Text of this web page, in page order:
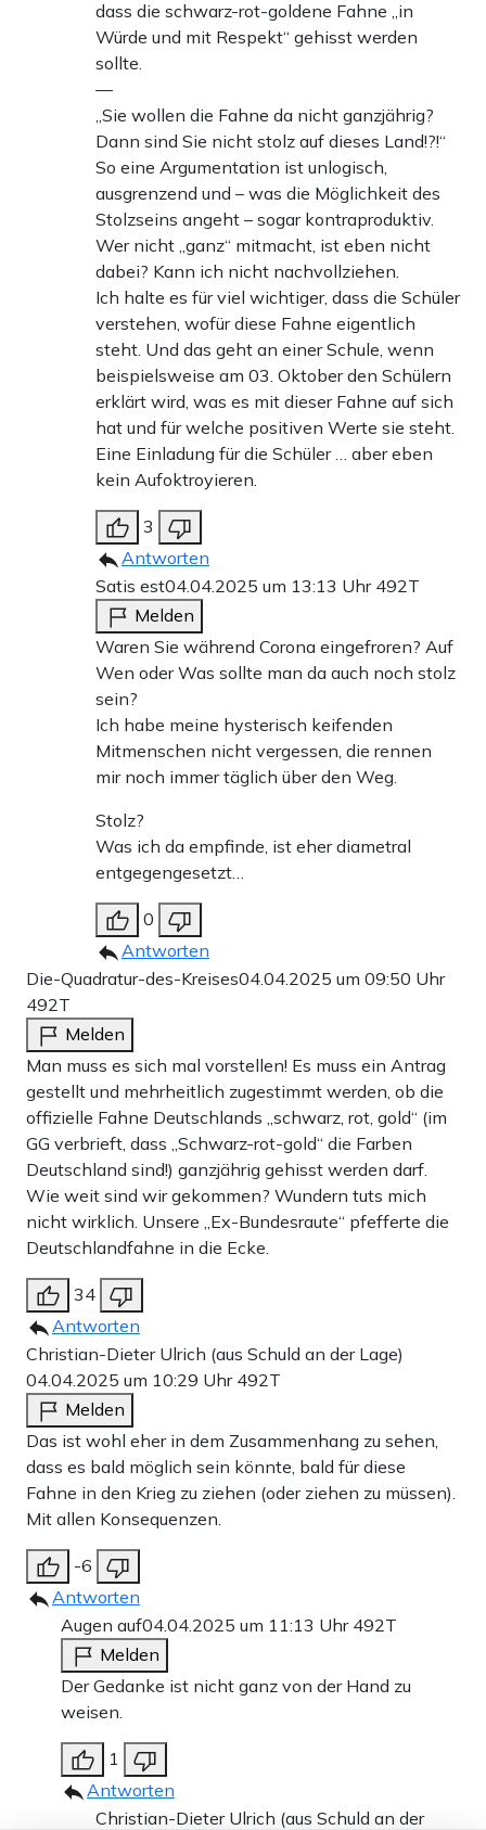
dass die schwarz-rot-goldene Fahne „in
Würde und mit Respekt“ gehisst werden
sollte.
—
„Sie wollen die Fahne da nicht ganzjährig?
Dann sind Sie nicht stolz auf dieses Land!?!“
So eine Argumentation ist unlogisch,
ausgrenzend und – was die Möglichkeit des
Stolzseins angeht – sogar kontraproduktiv.
Wer nicht „ganz“ mitmacht, ist eben nicht
dabei? Kann ich nicht nachvollziehen.
Ich halte es für viel wichtiger, dass die Schüler
verstehen, wofür diese Fahne eigentlich
steht. Und das geht an einer Schule, wenn
beispielsweise am 03. Oktober den Schülern
erklärt wird, was es mit dieser Fahne auf sich
hat und für welche positiven Werte sie steht.
Eine Einladung für die Schüler … aber eben
kein Aufoktroyieren.
3
Antworten
Satis est04.04.2025 um 13:13 Uhr 492T
Melden
Waren Sie während Corona eingefroren? Auf
Wen oder Was sollte man da auch noch stolz
sein?
Ich habe meine hysterisch keifenden
Mitmenschen nicht vergessen, die rennen
mir noch immer täglich über den Weg.
Stolz?
Was ich da empfinde, ist eher diametral
entgegengesetzt…
0
Antworten
Die-Quadratur-des-Kreises04.04.2025 um 09:50 Uhr
492T
Melden
Man muss es sich mal vorstellen! Es muss ein Antrag
gestellt und mehrheitlich zugestimmt werden, ob die
offizielle Fahne Deutschlands „schwarz, rot, gold“ (im
GG verbrieft, dass „Schwarz-rot-gold“ die Farben
Deutschland sind!) ganzjährig gehisst werden darf.
Wie weit sind wir gekommen? Wundern tuts mich
nicht wirklich. Unsere „Ex-Bundesraute“ pfefferte die
Deutschlandfahne in die Ecke.
34
Antworten
Christian-Dieter Ulrich (aus Schuld an der Lage)
04.04.2025 um 10:29 Uhr 492T
Melden
Das ist wohl eher in dem Zusammenhang zu sehen,
dass es bald möglich sein könnte, bald für diese
Fahne in den Krieg zu ziehen (oder ziehen zu müssen).
Mit allen Konsequenzen.
-6
Antworten
Augen auf04.04.2025 um 11:13 Uhr 492T
Melden
Der Gedanke ist nicht ganz von der Hand zu
weisen.
1
Antworten
Christian-Dieter Ulrich (aus Schuld an der